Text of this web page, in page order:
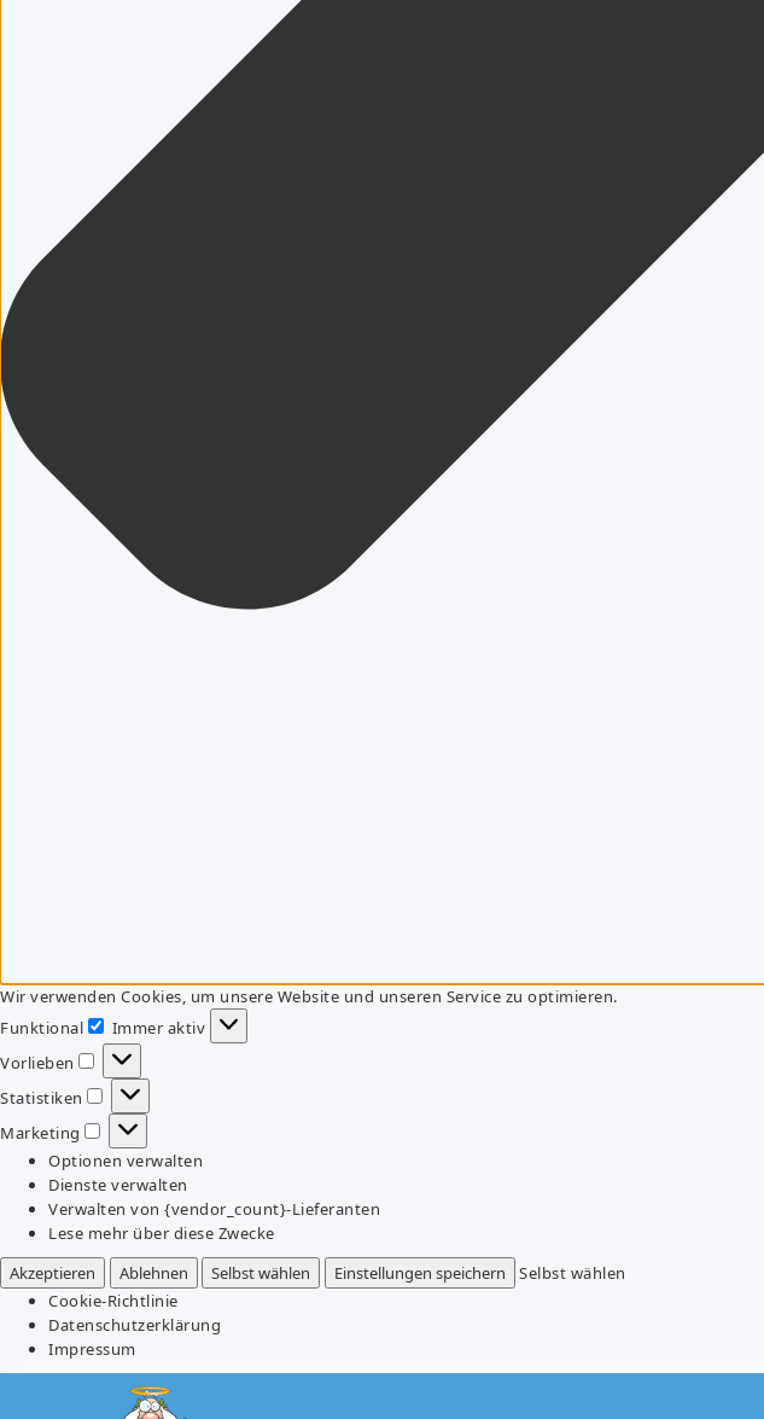
Wir verwenden Cookies, um unsere Website und unseren Service zu optimieren.
Funktional
Funktional
Immer aktiv
Vorlieben
Vorlieben
Statistiken
Statistiken
Marketing
Marketing
Optionen verwalten
Dienste verwalten
Verwalten von {vendor_count}-Lieferanten
Lese mehr über diese Zwecke
Akzeptieren
Ablehnen Selbst wählen Einstellungen speichern
Selbst wählen
Cookie-Richtlinie
Datenschutzerklärung
Impressum